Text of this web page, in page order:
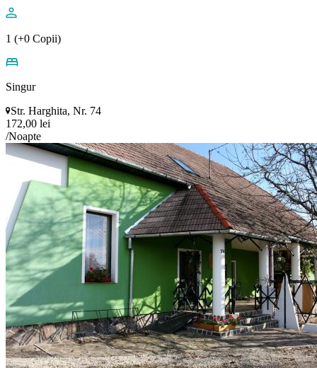
1 (+0 Copii)
Singur
Str. Harghita, Nr. 74
172,00 lei
/Noapte